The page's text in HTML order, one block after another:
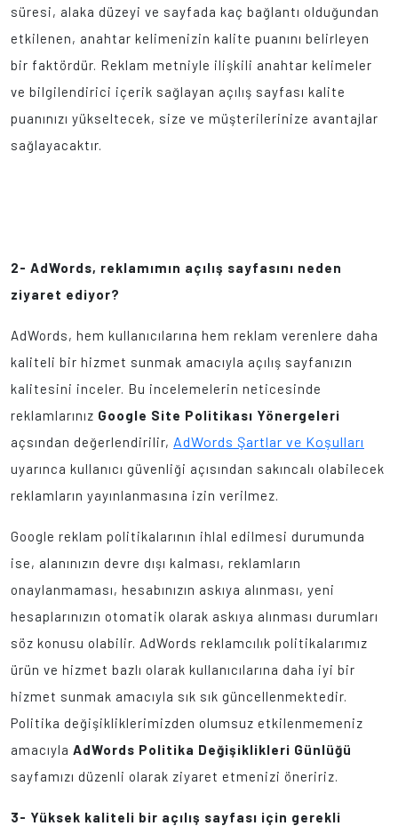
süresi, alaka düzeyi ve sayfada kaç bağlantı olduğundan
etkilenen, anahtar kelimenizin kalite puanını belirleyen
bir faktördür. Reklam metniyle ilişkili anahtar kelimeler
ve bilgilendirici içerik sağlayan açılış sayfası kalite
puanınızı yükseltecek, size ve müşterilerinize avantajlar
sağlayacaktır.
2- AdWords, reklamımın açılış sayfasını neden
ziyaret ediyor?
AdWords, hem kullanıcılarına hem reklam verenlere daha
kaliteli bir hizmet sunmak amacıyla açılış sayfanızın
kalitesini inceler. Bu incelemelerin neticesinde
reklamlarınız Google Site Politikası Yönergeleri
açsından değerlendirilir, AdWords Şartlar ve Koşulları
uyarınca kullanıcı güvenliği açısından sakıncalı olabilecek
reklamların yayınlanmasına izin verilmez.
Google reklam politikalarının ihlal edilmesi durumunda
ise, alanınızın devre dışı kalması, reklamların
onaylanmaması, hesabınızın askıya alınması, yeni
hesaplarınızın otomatik olarak askıya alınması durumları
söz konusu olabilir. AdWords reklamcılık politikalarımız
ürün ve hizmet bazlı olarak kullanıcılarına daha iyi bir
hizmet sunmak amacıyla sık sık güncellenmektedir.
Politika değişikliklerimizden olumsuz etkilenmemeniz
amacıyla AdWords Politika Değişiklikleri Günlüğü
sayfamızı düzenli olarak ziyaret etmenizi öneririz.
3- Yüksek kaliteli bir açılış sayfası için gerekli